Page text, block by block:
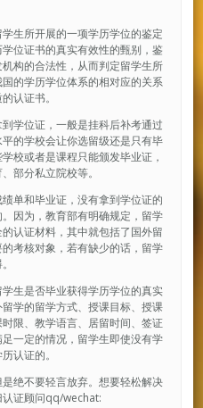
生所开展的一项学历学位的鉴定
位证书的真实有效性的甄别，鉴
构的合法性，从而判定留学生所
的学历学位体系的相对应的关系
认证书。
学位证，一般是挂科后补考通过
的学校会让你选留级还是只有毕
校或者是课程只能颁发毕业证，
部分私立院校等。
单和毕业证，没有拿到学位证的
因为，教育部有明确规定，留学
认证材料，其中就包括了国外留
考核对象，若有缺少的话，留学
生是否毕业获得学历学位的真实
学的留学方式、授课目标、授课
限、教学语言、居留时间、签证
一定的情况，留学生即使没有学
认证的。
绝不要轻言放弃。想要轻松解决
认证顾问qq/wechat: